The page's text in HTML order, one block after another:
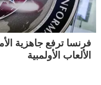
فرنسا ترفع جاهزية
الألعاب الأولمبية